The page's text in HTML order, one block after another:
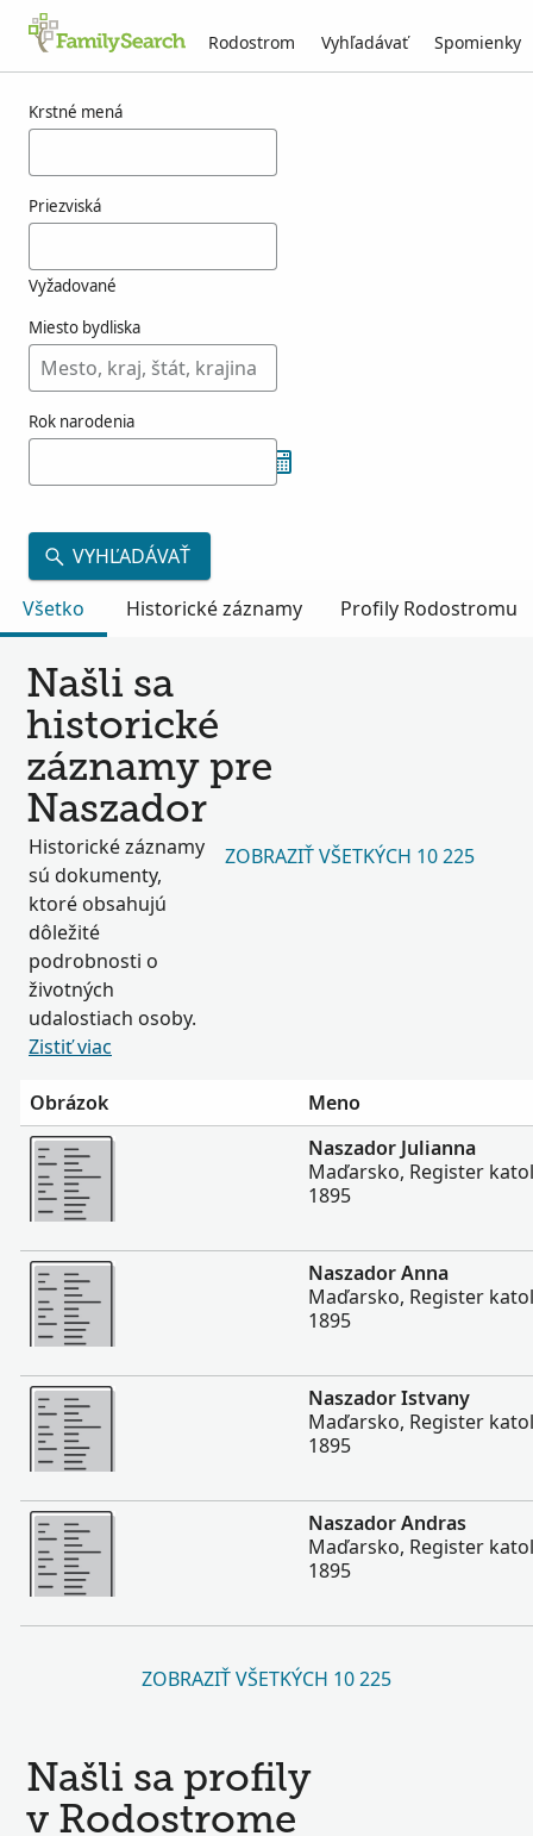
Rodostrom Vyhľadávať Spomienky
Krstné mená
Priezviská
Vyžadované
Miesto bydliska
Rok narodenia
VYHĽADÁVAŤ
Všetko
Historické záznamy Profily Rodostromu
Našli sa
historické
záznamy pre
Naszador
Historické záznamy
sú dokumenty,
ktoré obsahujú
dôležité
podrobnosti o
životných
udalostiach osoby.
Zistiť viac
ZOBRAZIŤ VŠETKÝCH 10 225
Obrázok
Meno
Viac
Naszador Julianna
Maďarsko, Register
1895
Viac
Naszador Anna
Maďarsko, Register
1895
Viac
Naszador Istvany
Maďarsko, Register
1895
Viac
Naszador Andras
Maďarsko, Register
1895
ZOBRAZIŤ VŠETKÝCH 10 225
Našli sa profily
v Rodostrome